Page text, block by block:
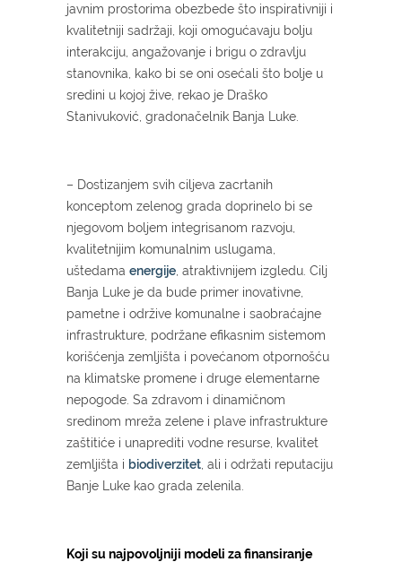
javnim prostorima obezbede što inspirativniji i
kvalitetniji sadržaji, koji omogućavaju bolju
interakciju, angažovanje i brigu o zdravlju
stanovnika, kako bi se oni osećali što bolje u
sredini u kojoj žive, rekao je Draško
Stanivuković, gradonačelnik Banja Luke.
– Dostizanjem svih ciljeva zacrtanih
konceptom zelenog grada doprinelo bi se
njegovom boljem integrisanom razvoju,
kvalitetnijim komunalnim uslugama,
uštedama energije , atraktivnijem izgledu. Cilj
Banja Luke je da bude primer inovativne,
pametne i održive komunalne i saobraćajne
infrastrukture, podržane efikasnim sistemom
korišćenja zemljišta i povećanom otpornošću
na klimatske promene i druge elementarne
nepogode. Sa zdravom i dinamičnom
sredinom mreža zelene i plave infrastrukture
zaštitiće i unaprediti vodne resurse, kvalitet
zemljišta i biodiverzitet , ali i održati reputaciju
Banje Luke kao grada zelenila.
Koji su najpovoljniji modeli za finansiranje